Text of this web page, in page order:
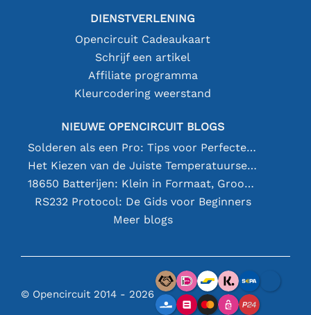
DIENSTVERLENING
Opencircuit Cadeaukaart
Schrijf een artikel
Affiliate programma
Kleurcodering weerstand
NIEUWE OPENCIRCUIT BLOGS
Solderen als een Pro: Tips voor Perfecte Elektronische Verbindingen
Het Kiezen van de Juiste Temperatuursensor [youtube]
18650 Batterijen: Klein in Formaat, Groot in Prestatie
RS232 Protocol: De Gids voor Beginners
Meer blogs
© Opencircuit 2014 - 2026